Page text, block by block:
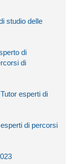
studio delle
di
di
esperti di
di percorsi